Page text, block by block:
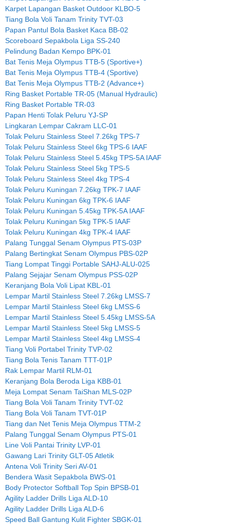
Karpet Lapangan Basket Outdoor KLBO-5
Tiang Bola Voli Tanam Trinity TVT-03
Papan Pantul Bola Basket Kaca BB-02
Scoreboard Sepakbola Liga SS-240
Pelindung Badan Kempo BPK-01
Bat Tenis Meja Olympus TTB-5 (Sportive+)
Bat Tenis Meja Olympus TTB-4 (Sportive)
Bat Tenis Meja Olympus TTB-2 (Advance+)
Ring Basket Portable TR-05 (Manual Hydraulic)
Ring Basket Portable TR-03
Papan Henti Tolak Peluru YJ-SP
Lingkaran Lempar Cakram LLC-01
Tolak Peluru Stainless Steel 7.26kg TPS-7
Tolak Peluru Stainless Steel 6kg TPS-6 IAAF
Tolak Peluru Stainless Steel 5.45kg TPS-5A IAAF
Tolak Peluru Stainless Steel 5kg TPS-5
Tolak Peluru Stainless Steel 4kg TPS-4
Tolak Peluru Kuningan 7.26kg TPK-7 IAAF
Tolak Peluru Kuningan 6kg TPK-6 IAAF
Tolak Peluru Kuningan 5.45kg TPK-5A IAAF
Tolak Peluru Kuningan 5kg TPK-5 IAAF
Tolak Peluru Kuningan 4kg TPK-4 IAAF
Palang Tunggal Senam Olympus PTS-03P
Palang Bertingkat Senam Olympus PBS-02P
Tiang Lompat Tinggi Portable SAHJ-ALU-025
Palang Sejajar Senam Olympus PSS-02P
Keranjang Bola Voli Lipat KBL-01
Lempar Martil Stainless Steel 7.26kg LMSS-7
Lempar Martil Stainless Steel 6kg LMSS-6
Lempar Martil Stainless Steel 5.45kg LMSS-5A
Lempar Martil Stainless Steel 5kg LMSS-5
Lempar Martil Stainless Steel 4kg LMSS-4
Tiang Voli Portabel Trinity TVP-02
Tiang Bola Tenis Tanam TTT-01P
Rak Lempar Martil RLM-01
Keranjang Bola Beroda Liga KBB-01
Meja Lompat Senam TaiShan MLS-02P
Tiang Bola Voli Tanam Trinity TVT-02
Tiang Bola Voli Tanam TVT-01P
Tiang dan Net Tenis Meja Olympus TTM-2
Palang Tunggal Senam Olympus PTS-01
Line Voli Pantai Trinity LVP-01
Gawang Lari Trinity GLT-05 Atletik
Antena Voli Trinity Seri AV-01
Bendera Wasit Sepakbola BWS-01
Body Protector Softball Top Spin BPSB-01
Agility Ladder Drills Liga ALD-10
Agility Ladder Drills Liga ALD-6
Speed Ball Gantung Kulit Fighter SBGK-01